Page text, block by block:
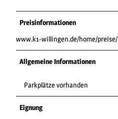
Preisinformationen
www.k1-willingen.de/home/preise/
Allgemeine Informationen
Parkplätze vorhanden
Eignung